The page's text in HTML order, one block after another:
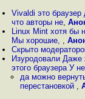
Vivaldi это браузер
что авторы не,
Linux Mint хотя бы
Мы хорошие, ,
Скрыто
Изуродовали Даже
этого браузера У не
да можно
перестановкой ,